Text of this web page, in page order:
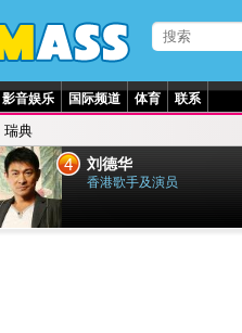
影音娱乐 国际频道 体育 联系
瑞典
4 刘德华
香港歌手及演员